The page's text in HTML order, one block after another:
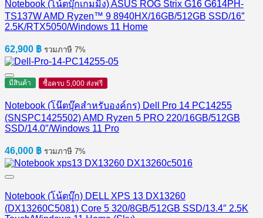
Notebook (โน้ตบุ๊กเกมมิ่ง) ASUS ROG Strix G16 G614PH-
TS137W AMD Ryzen™ 9 8940HX/16GB/512GB SSD/16″
2.5K/RTX5050/Windows 11 Home
62,900 ฿ รวมภาษี 7%
มีสินค้า ซื้อครบ 5,000 ส่งฟรี
Notebook (โน๊ตบุ๊คสำหรับองค์กร) Dell Pro 14 PC14255
(SNSPC1425502) AMD Ryzen 5 PRO 220/16GB/512GB
SSD/14.0″/Windows 11 Pro
46,000 ฿ รวมภาษี 7%
Notebook (โน้ตบุ๊ก) DELL XPS 13 DX13260
(DX13260C5081) Core 5 320/8GB/512GB SSD/13.4″ 2.5K